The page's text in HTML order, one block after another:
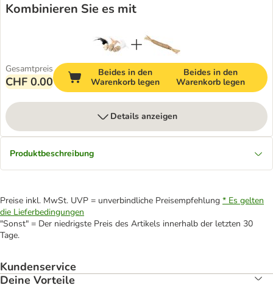
Kombinieren Sie es mit
Gesamtpreis
CHF 0.00
Beides in den
Warenkorb legen
Beides in den
Warenkorb legen
Details anzeigen
Produktbeschreibung
Preise inkl. MwSt. UVP = unverbindliche Preisempfehlung * Es gelten
die Lieferbedingungen
"Sonst" = Der niedrigste Preis des Artikels innerhalb der letzten 30
Tage.
Kundenservice
Deine Vorteile